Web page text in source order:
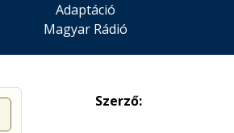
Adaptáció
Magyar Rádió
Szerző: